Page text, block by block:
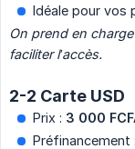
Idéale pour vos
On prend en
faciliter l’accès.
2-2 Carte USD
Prix : 3 000
Préfinancement :